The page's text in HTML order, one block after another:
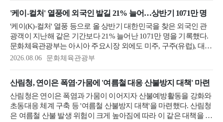
녹색전환·경제안보에 전략적으로 중요한 유망산업이지만 국내생
산기반이 취약한 태양광발전, 풍력발전, 이차전지, 반도체, 핵심소
재, AI로봇부...
'케이-컬처' 열풍에 외국인 발길 21% 늘어…상반기 1071만 명
'케이(K)-컬처' 열풍 등으로 올 상반기 대한민국을 찾은 외국인 관
광객이 지난해 같은 기간보다 21% 늘어난 1071만 명을 기록했다.
문화체육관광부는 아시아 주요시장 외에도 미주, 구주(유럽), 대양
주 등 구미･대양주 시장의 지속적인 성장으로 '케이-관광'의 시장
진=저작권자(c) 연합뉴스, 무단 전재-재배포 금지) 올해 6월까지 미
주 지역 입국자는 108만 명으로 지난해 같은 기간보다 12.7% 늘었
고, 유...
2026.08.06 문화체육관광부
산림청, 연이은 폭염·가뭄에 '여름철 대응 산불방지 대책' 마련
산림청은 연이은 폭염과 가뭄이 이어지자 산불예방활동을 강화와
초동대응 체계 구축 등 '여름철 산불방지 대책'을 마련했다. 산림청
은 여름철 산불 발생 위험이 크게 높아짐에 따라 이 같은 대책을 추